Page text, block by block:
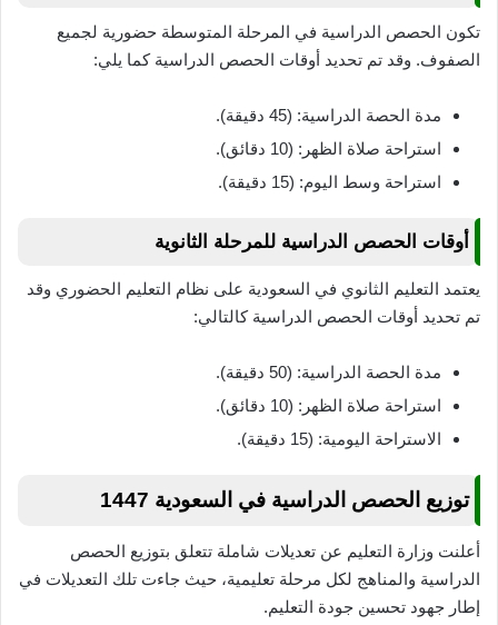
تكون الحصص الدراسية في المرحلة المتوسطة حضورية لجميع
الصفوف. وقد تم تحديد أوقات الحصص الدراسية كما يلي:
مدة الحصة الدراسية: (45 دقيقة).
استراحة صلاة الظهر: (10 دقائق).
استراحة وسط اليوم: (15 دقيقة).
أوقات الحصص الدراسية للمرحلة الثانوية
يعتمد التعليم الثانوي في السعودية على نظام التعليم الحضوري وقد
تم تحديد أوقات الحصص الدراسية كالتالي:
مدة الحصة الدراسية: (50 دقيقة).
استراحة صلاة الظهر: (10 دقائق).
الاستراحة اليومية: (15 دقيقة).
توزيع الحصص الدراسية في السعودية 1447
أعلنت وزارة التعليم عن تعديلات شاملة تتعلق بتوزيع الحصص
الدراسية والمناهج لكل مرحلة تعليمية، حيث جاءت تلك التعديلات في
إطار جهود تحسين جودة التعليم.